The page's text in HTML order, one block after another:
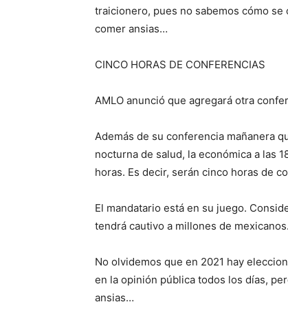
traicionero, pues no sabemos cómo
comer ansias…
CINCO HORAS DE CONFERENCIAS
AMLO anunció que agregará otra
Además de su conferencia mañanera
nocturna de salud, la económica a las
horas. Es decir, serán cinco horas de
El mandatario está en su juego.
tendrá cautivo a millones de mexicanos.
No olvidemos que en 2021 hay
en la opinión pública todos los días,
ansias…